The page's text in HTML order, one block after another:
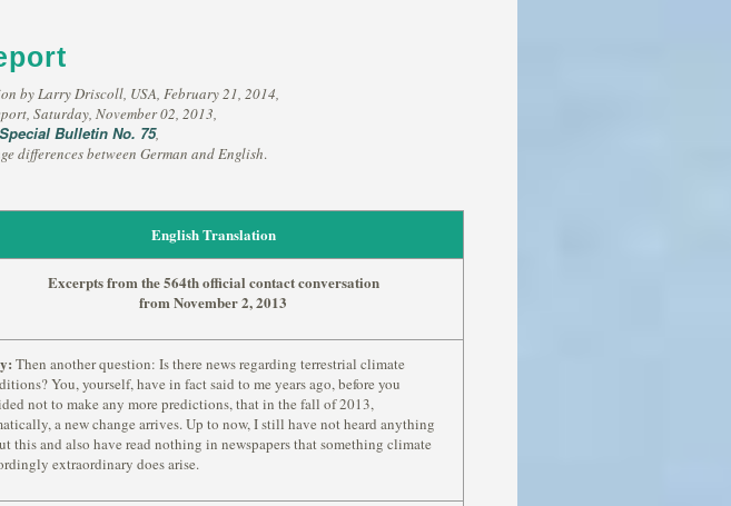
by Larry Driscoll, USA, February 21, 2014,
Saturday, November 02, 2013,
Bulletin No. 75,
differences between German and English.
English Translation
Excerpts from the 564th official contact conversation
from November 2, 2013
Then another question: Is there news regarding terrestrial climate
You, yourself, have in fact said to me years ago, before you
not to make any more predictions, that in the fall of 2013,
a new change arrives. Up to now, I still have not heard anything
this and also have read nothing in newspapers that something climate
extraordinary does arise.